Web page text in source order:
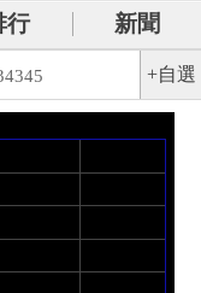
行
新聞
+自選